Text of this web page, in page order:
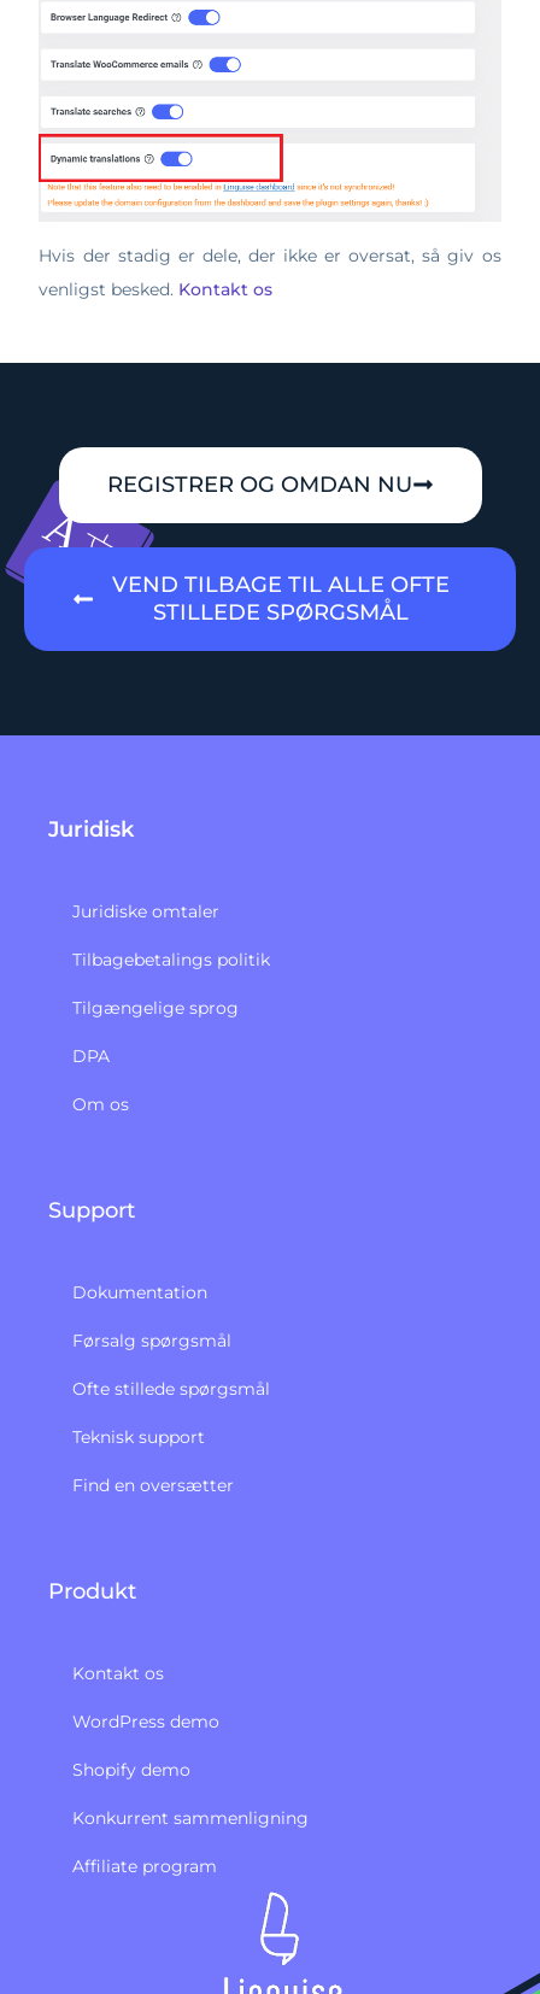
Hvis der stadig er dele, der ikke er oversat, så giv os
venligst besked. Kontakt os
REGISTRER OG OMDAN NU
VEND TILBAGE TIL ALLE OFTE
STILLEDE SPØRGSMÅL
Juridisk
Juridiske omtaler
Tilbagebetalings politik​
Tilgængelige sprog
DPA
Om os
Support
Dokumentation
Førsalg spørgsmål
Ofte stillede spørgsmål
Teknisk support
Find en oversætter
Produkt
Kontakt os
WordPress demo
Shopify demo
Konkurrent sammenligning
Affiliate program